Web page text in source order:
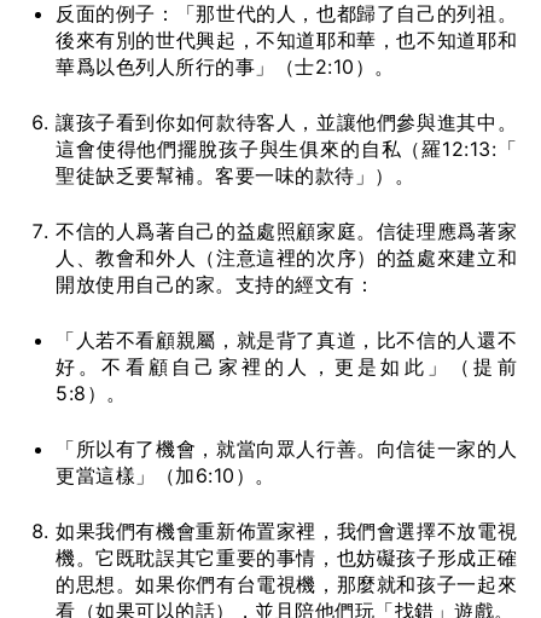
反面的例子：「那世代的人，也都歸了自己的列祖。
後來有別的世代興起，不知道耶和華，也不知道耶和
華爲以色列人所行的事」（士2:10）。
讓孩子看到你如何款待客人，並讓他們參與進其中。
這會使得他們擺脫孩子與生俱來的自私（羅12:13:「
聖徒缺乏要幫補。客要一味的款待」）。
不信的人爲著自己的益處照顧家庭。信徒理應爲著家
人、教會和外人（注意這裡的次序）的益處來建立和
開放使用自己的家。支持的經文有：
「人若不看顧親屬，就是背了真道，比不信的人還不
好。不看顧自己家裡的人，更是如此」（提前
5:8）。
「所以有了機會，就當向眾人行善。向信徒一家的人
更當這樣」（加6:10）。
如果我們有機會重新佈置家裡，我們會選擇不放電視
機。它既耽誤其它重要的事情，也妨礙孩子形成正確
的思想。如果你們有台電視機，那麼就和孩子一起來
看（如果可以的話），並且陪他們玩「找錯」遊戲。